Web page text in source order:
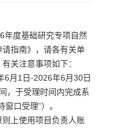
年度基础研究专项自然
指南》，请各有关单
关注意事项如下：
月1日-2026年6月30日
，于受理时间内完成系
口受理”）。
上使用项目负责人账